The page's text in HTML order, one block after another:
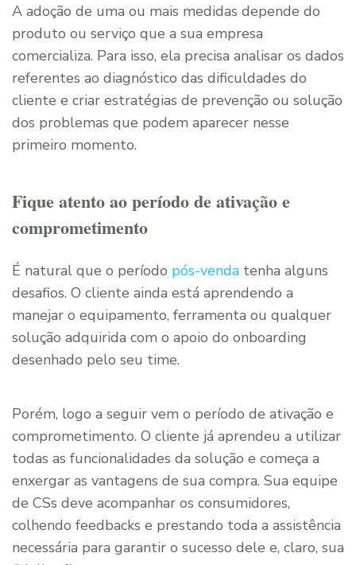
A adoção de uma ou mais medidas depende do
produto ou serviço que a sua empresa
comercializa. Para isso, ela precisa analisar os dados
referentes ao diagnóstico das dificuldades do
cliente e criar estratégias de prevenção ou solução
dos problemas que podem aparecer nesse
primeiro momento.
Fique atento ao período de ativação e
comprometimento
É natural que o período pós-venda tenha alguns
desafios. O cliente ainda está aprendendo a
manejar o equipamento, ferramenta ou qualquer
solução adquirida com o apoio do onboarding
desenhado pelo seu time.
Porém, logo a seguir vem o período de ativação e
comprometimento. O cliente já aprendeu a utilizar
todas as funcionalidades da solução e começa a
enxergar as vantagens de sua compra. Sua equipe
de CSs deve acompanhar os consumidores,
colhendo feedbacks e prestando toda a assistência
necessária para garantir o sucesso dele e, claro, sua